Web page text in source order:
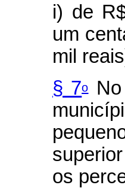
i) de
um
mil
§ 7oNo
os